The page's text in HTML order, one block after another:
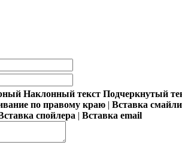
Наклонный текст Подчеркнутый
по правому краю | Вставка
спойлера | Вставка email